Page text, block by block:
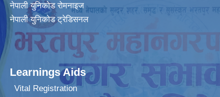
नेपाली युनिकोड रोमनाइज
नेपाली युनिकोड ट्रेडिसनल
Learnings Aids
Vital Registration